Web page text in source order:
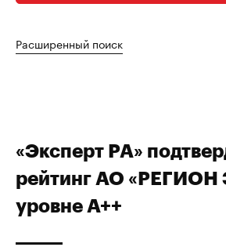
Расширенный поиск
«Эксперт РА»
рейтинг АО «РЕГИОН
уровне А++